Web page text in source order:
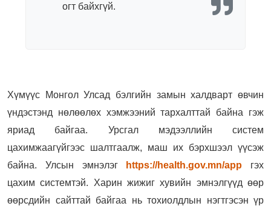
огт байхгүй.
Хүмүүс Монгол Улсад бэлгийн замын халдварт өвчин
үндэстэнд нөлөөлөх хэмжээний тархалттай байна гэж
яриад байгаа. Урсгал мэдээллийн систем
цахимжаагүйгээс шалтгаалж, маш их бэрхшээл үүсэж
байна. Улсын эмнэлэг
https://health.gov.mn/app гэх
цахим системтэй. Харин жижиг хувийн эмнэлгүүд өөр
өөрсдийн сайттай байгаа нь тохиолдлын нэгтгэсэн үр